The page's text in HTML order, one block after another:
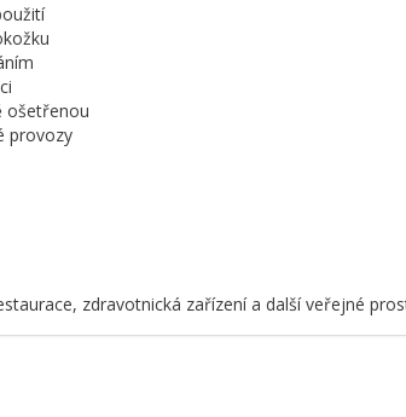
ošetřenou
provozy
zdravotnická zařízení a další veřejné